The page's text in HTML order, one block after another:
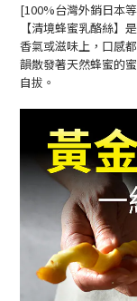
[100%台灣外銷日本
【清境蜂蜜乳酪絲】
香氣或滋味上， 口感
韻散發著天然蜂蜜的蜜
自拔。